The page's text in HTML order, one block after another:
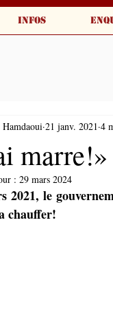
Infos
marre!»
21 janv. 2021 4
: 29 mars 2024
2021, le
chauffer!